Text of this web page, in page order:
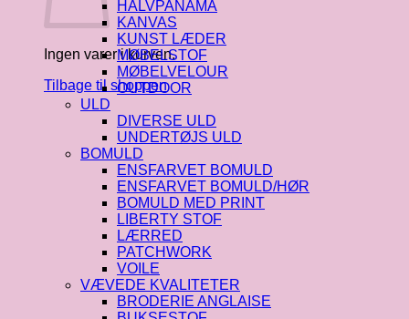
Ingen varer i kurven.
Tilbage til shoppen
HALVPANAMA
KANVAS
KUNST LÆDER
MØBELSTOF
MØBELVELOUR
OUTDOOR
ULD
DIVERSE ULD
UNDERTØJS ULD
BOMULD
ENSFARVET BOMULD
ENSFARVET BOMULD/HØR
BOMULD MED PRINT
LIBERTY STOF
LÆRRED
PATCHWORK
VOILE
VÆVEDE KVALITETER
BRODERIE ANGLAISE